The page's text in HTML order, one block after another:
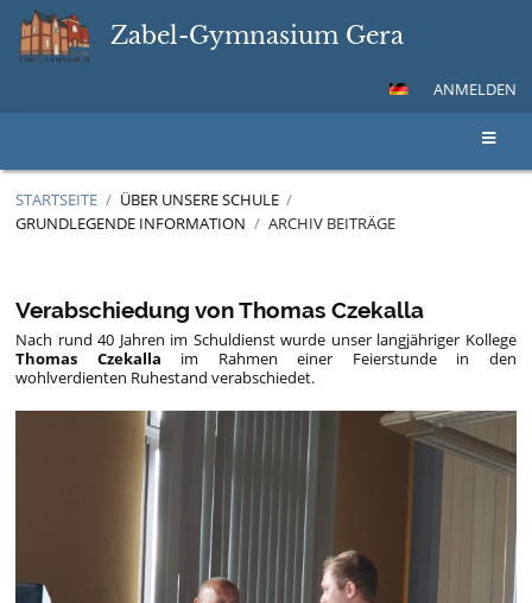
Zabel-Gymnasium Gera
ANMELDEN
STARTSEITE / ÜBER UNSERE SCHULE /
GRUNDLEGENDE INFORMATION / ARCHIV BEITRÄGE
Beiträge
Verabschiedung von Thomas Czekalla
Nach rund 40 Jahren im Schuldienst wurde unser langjähriger Kollege
Thomas Czekalla im Rahmen einer Feierstunde in den
wohlverdienten Ruhestand verabschiedet.